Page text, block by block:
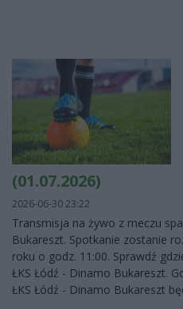
(01.07.2026)
2026-06-30 23:22
Transmisja na żywo z meczu
Bukareszt. Spotkanie zostanie
roku o godz. 11:00. Sprawdź
ŁKS Łódź - Dinamo Bukareszt.
ŁKS Łódź - Dinamo Bukareszt